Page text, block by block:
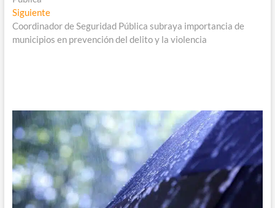
entradas
SiguienteEntrada
siguiente:
Coordinador de Seguridad Pública subraya importancia de
municipios en prevención del delito y la violencia